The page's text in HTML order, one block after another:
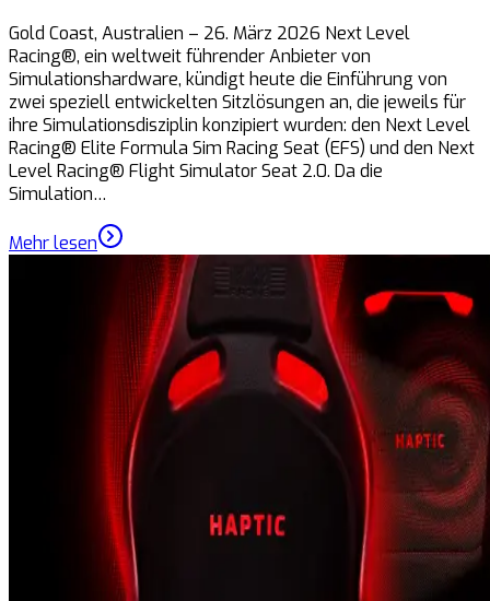
Gold Coast, Australien – 26. März 2026 Next Level
Racing®, ein weltweit führender Anbieter von
Simulationshardware, kündigt heute die Einführung von
zwei speziell entwickelten Sitzlösungen an, die jeweils für
ihre Simulationsdisziplin konzipiert wurden: den Next Level
Racing® Elite Formula Sim Racing Seat (EFS) und den Next
Level Racing® Flight Simulator Seat 2.0. Da die
Simulation…
Mehr lesen